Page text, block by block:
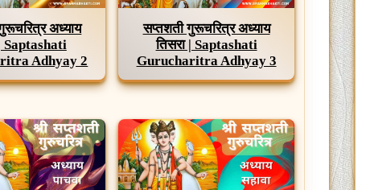
अध्याय
Saptashati
Adhyay 2
सप्तशती गुरूचरित्र अध्याय
तिसरा | Saptashati
Gurucharitra Adhyay 3